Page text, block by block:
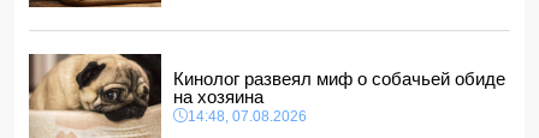
Кинолог развеял миф о собачьей обиде
на хозяина
14:48, 07.08.2026